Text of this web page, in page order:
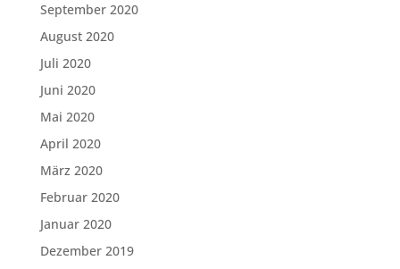
September 2020
August 2020
Juli 2020
Juni 2020
Mai 2020
April 2020
März 2020
Februar 2020
Januar 2020
Dezember 2019